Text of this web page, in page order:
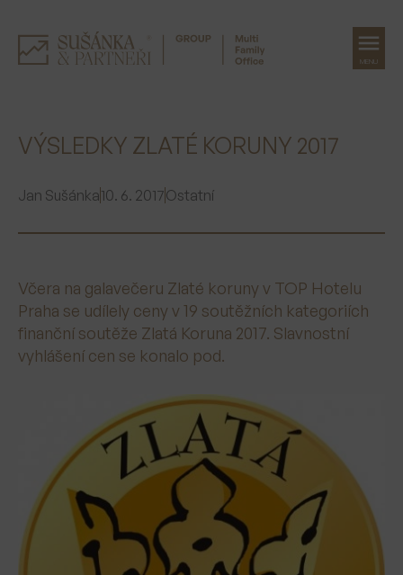
obsah
MENU
VÝSLEDKY ZLATÉ KORUNY 2017
Jan Sušánka10. 6. 2017Ostatní
Včera na galavečeru Zlaté koruny v TOP Hotelu
Praha se udílely ceny v 19 soutěžních kategoriích
finanční soutěže Zlatá Koruna 2017. Slavnostní
vyhlášení cen se konalo pod.